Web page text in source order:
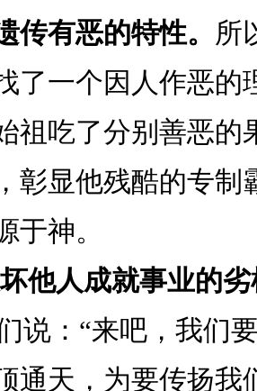
传有恶的特性。
所
了一个因人作恶的
祖吃了分别善恶的
彰显他残酷的专制
于神。
他人成就事业的
说：“来吧，我们
通天，为要传扬我